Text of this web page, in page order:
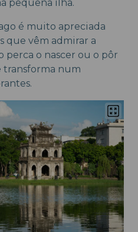
pequena ilha.
é muito apreciada
que vêm admirar a
perca o nascer ou o pôr
transforma num